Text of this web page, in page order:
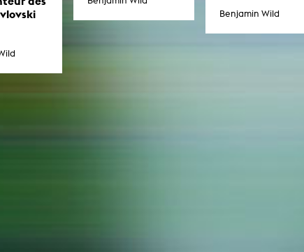
Benjamin Wild
Publikationen Lehrende
Top 10 Ausleihe